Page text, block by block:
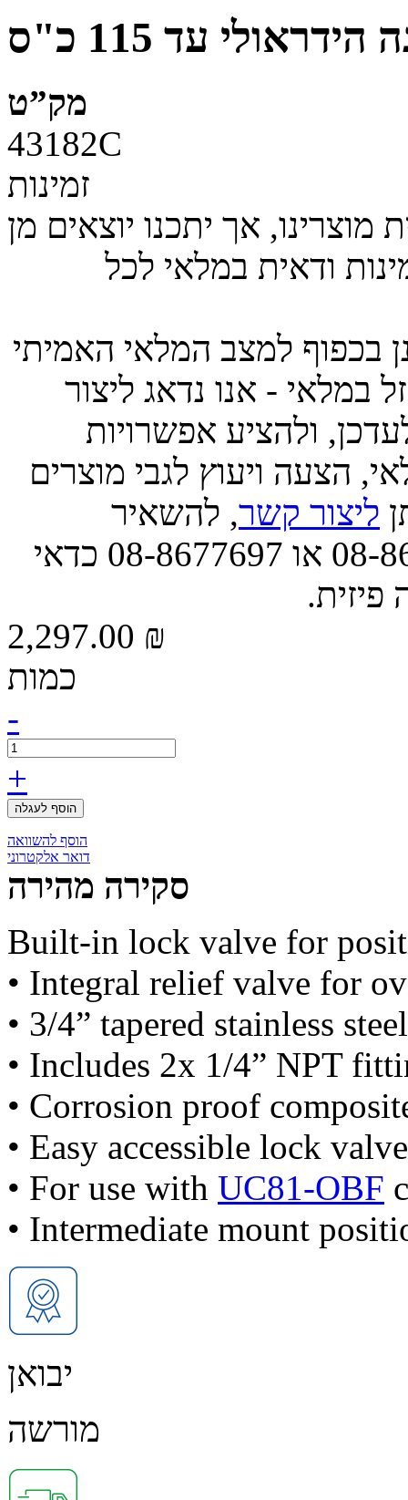
עד 115 כ"ס
מק”ט
43182C
זמינות
אך יתכנו יוצאים מן
ודאית במלאי לכל
בכפוף למצב המלאי האמיתי
במלאי - אנו נדאג ליצור
ולהציע אפשרויות
הצעה ויעוץ לגבי מוצרים
ליצור קשר, להשאיר
הודעה, או לפנות אלינו בטל' 08-8677663 או 08-8677697 כדאי
פיזית.
2,297.00 ₪
כמות
-
+
הוסף לעגלה
הוסף להשוואה
דואר אלקטרוני
סקירה מהירה
Built-in lock valve for
• Integral relief valve for
• 3/4” tapered stainless
• Includes 2x 1/4” NPT
• Corrosion proof
• Easy accessible lock
• For use with UC81-OBF
• Intermediate mount
יבואן
מורשה